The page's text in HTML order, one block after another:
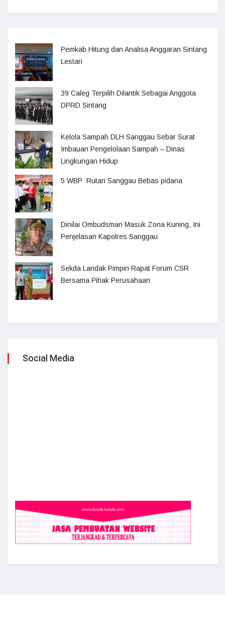
Pemkab Hitung dan Analisa Anggaran Sintang
Lestari
39 Caleg Terpilih Dilantik Sebagai Anggota
DPRD Sintang
Kelola Sampah DLH Sanggau Sebar Surat
Imbauan Pengelolaan Sampah – Dinas
Lingkungan Hidup
5 WBP Rutan Sanggau Bebas pidana
Dinilai Ombudsman Masuk Zona Kuning, Ini
Penjelasan Kapolres Sanggau
Sekda Landak Pimpin Rapat Forum CSR
Bersama Pihak Perusahaan
Social Media